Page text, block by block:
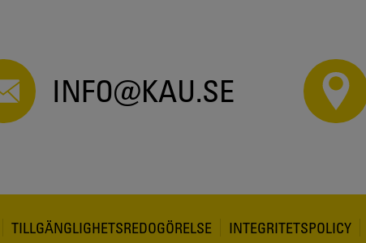
INFO@KAU.SE
TILLGÄNGLIGHETSREDOGÖRELSE INTEGRITETSPOLICY